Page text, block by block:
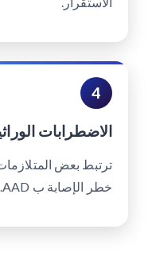
4
الاضطرابات
ترتبط بعض
خطر الإصابة ب AAD.